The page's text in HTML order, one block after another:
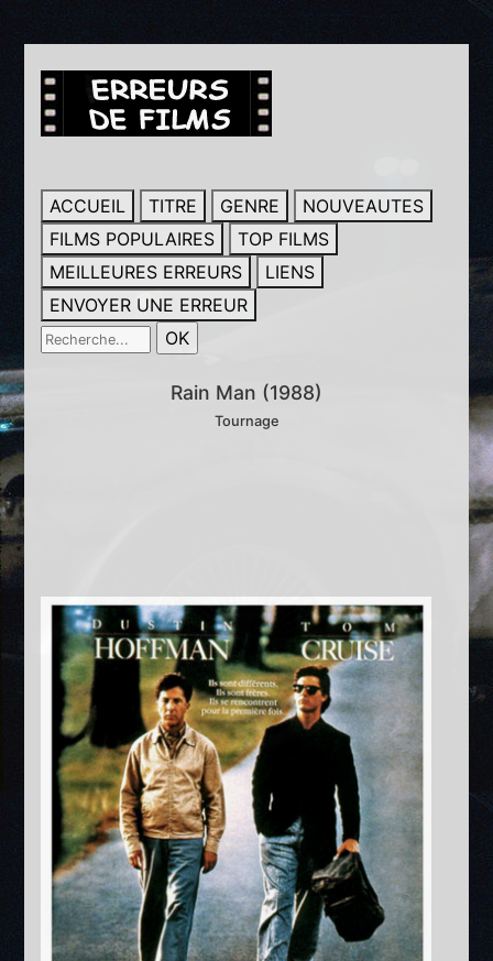
ACCUEIL TITRE GENRE
NOUVEAUTES
FILMS POPULAIRES
TOP FILMS
MEILLEURES ERREURS
LIENS
ENVOYER UNE ERREUR
Rain Man (1988)
Tournage